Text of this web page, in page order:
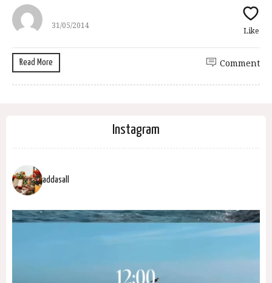
31/05/2014
Like
Read More Comment
Instagram
addasall